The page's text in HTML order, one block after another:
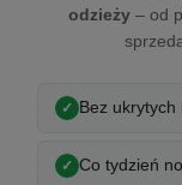
odzieży– od
Bez ukrytych
Co tydzień